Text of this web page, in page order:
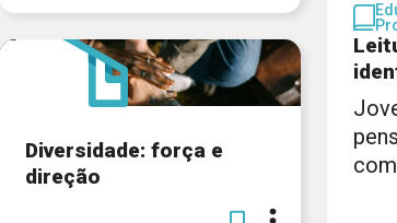
Diversidade: força e
direção